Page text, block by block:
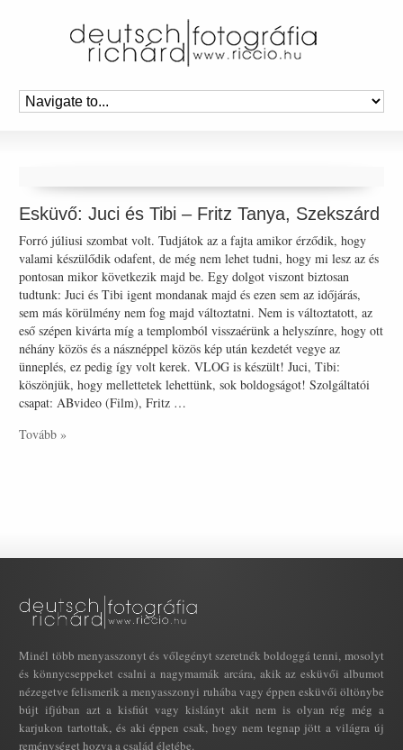
Esküvő: Juci és Tibi – Fritz Tanya, Szekszárd
Forró júliusi szombat volt. Tudjátok az a fajta amikor érződik, hogy
valami készülődik odafent, de még nem lehet tudni, hogy mi lesz az és
pontosan mikor következik majd be. Egy dolgot viszont biztosan
tudtunk: Juci és Tibi igent mondanak majd és ezen sem az időjárás,
sem más körülmény nem fog majd változtatni. Nem is változtatott, az
eső szépen kivárta míg a templomból visszaérünk a helyszínre, hogy ott
néhány közös és a násznéppel közös kép után kezdetét vegye az
ünneplés, ez pedig így volt kerek. VLOG is készült! Juci, Tibi:
köszönjük, hogy mellettetek lehettünk, sok boldogságot! Szolgáltatói
csapat: ABvideo (Film), Fritz …
Tovább »
Minél több menyasszonyt és vőlegényt szeretnék boldoggá tenni, mosolyt
és könnycseppeket csalni a nagymamák arcára, akik az esküvői albumot
nézegetve felismerik a menyasszonyi ruhába vagy éppen esküvői öltönybe
bújt ifjúban azt a kisfiút vagy kislányt akit nem is olyan rég még a
karjukon tartottak, és aki éppen csak, hogy nem tegnap jött a világra új
reménységet hozva a család életébe.